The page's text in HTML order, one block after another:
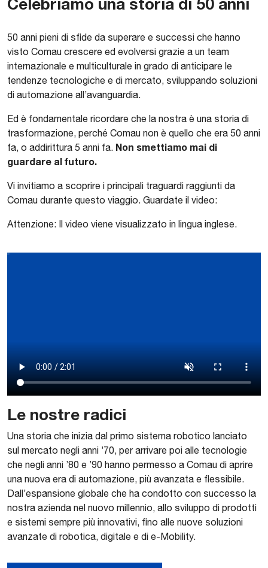
50 anni pieni di sfide da superare e successi che hanno
visto Comau crescere ed evolversi grazie a un team
internazionale e multiculturale in grado di anticipare le
tendenze tecnologiche e di mercato, sviluppando soluzioni
di automazione all’avanguardia.
Ed è fondamentale ricordare che la nostra è una storia di
trasformazione, perché Comau non è quello che era 50 anni
fa, o addirittura 5 anni fa. Non smettiamo mai di
guardare al futuro.
Vi invitiamo a scoprire i principali traguardi raggiunti da
Comau durante questo viaggio. Guardate il video:
Attenzione: Il video viene visualizzato in lingua inglese.
Le nostre radici
Una storia che inizia dal primo sistema robotico lanciato
sul mercato negli anni ’70, per arrivare poi alle tecnologie
che negli anni ’80 e ’90 hanno permesso a Comau di aprire
una nuova era di automazione, più avanzata e flessibile.
Dall’espansione globale che ha condotto con successo la
nostra azienda nel nuovo millennio, allo sviluppo di prodotti
e sistemi sempre più innovativi, fino alle nuove soluzioni
avanzate di robotica, digitale e di e-Mobility.